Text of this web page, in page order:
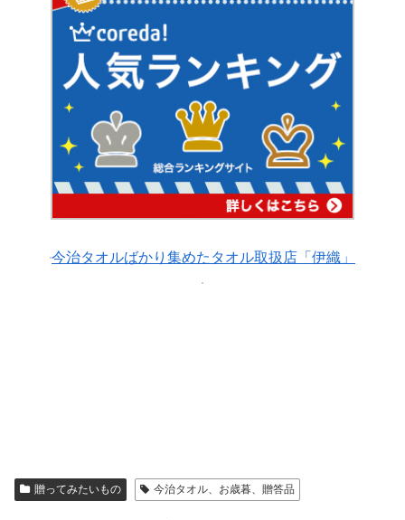
今治タオルばかり集めたタオル取扱店「伊織」
贈ってみたいもの 今治タオル、お歳暮、贈答品